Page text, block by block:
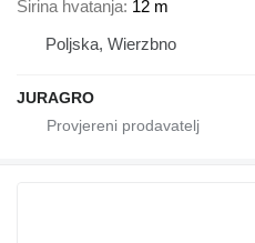
Širina hvatanja 12 m
Poljska, Wierzbno
JURAGRO